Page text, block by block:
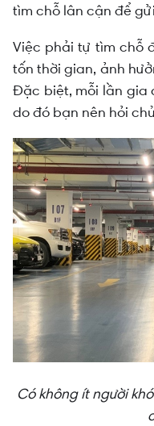
tìm chỗ lân cận để
Việc phải tự tìm chỗ
tốn thời gian, ảnh
Đặc biệt, mỗi lần gia
do đó bạn nên hỏi
Có không ít người